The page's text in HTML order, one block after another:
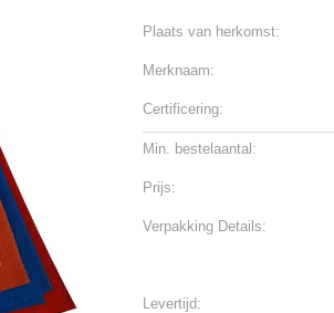
Plaats van herkomst:
Merknaam:
Certificering:
Min. bestelaantal:
Prijs:
Verpakking Details:
Levertijd: